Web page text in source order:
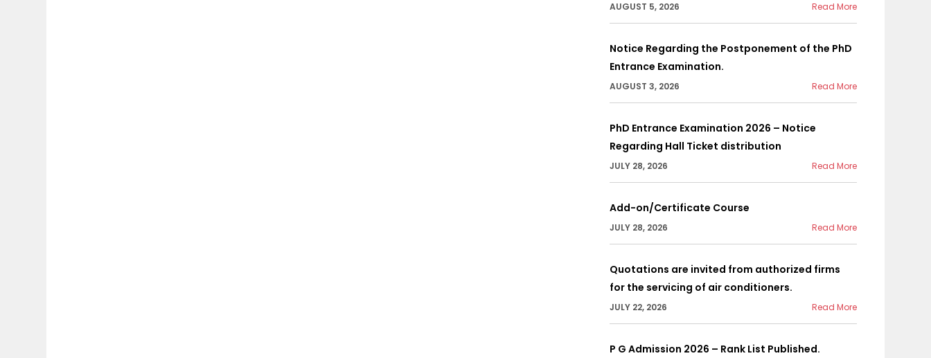
AUGUST 5, 2026 Read More
Notice Regarding the Postponement of the PhD
Entrance Examination.
AUGUST 3, 2026 Read More
PhD Entrance Examination 2026 – Notice
Regarding Hall Ticket distribution
JULY 28, 2026 Read More
Add-on/Certificate Course
JULY 28, 2026 Read More
Quotations are invited from authorized firms
for the servicing of air conditioners.
JULY 22, 2026 Read More
P G Admission 2026 – Rank List Published.